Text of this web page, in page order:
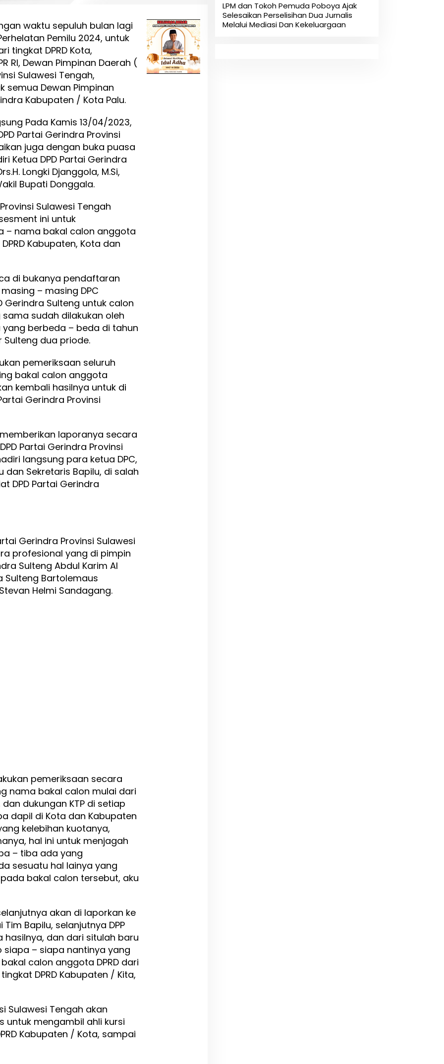
waktu sepuluh bulan lagi
Pemilu 2024, untuk
tingkat DPRD Kota,
RI, Dewan Pimpinan Daerah (
Sulawesi Tengah,
semua Dewan Pimpinan
Kabupaten / Kota Palu.
Pada Kamis 13/04/2023,
Partai Gerindra Provinsi
juga dengan buka puasa
Ketua DPD Partai Gerindra
Longki Djanggola, M.Si,
Bupati Donggala.
Sulawesi Tengah
ini untuk
– nama bakal calon anggota
Kabupaten, Kota dan
di bukanya pendaftaran
– masing DPC
Gerindra Sulteng untuk calon
sudah dilakukan oleh
yang berbeda – beda di tahun
dua priode.
pemeriksaan seluruh
bakal calon anggota
kembali hasilnya untuk di
Gerindra Provinsi
laporanya secara
Partai Gerindra Provinsi
langsung para ketua DPC,
dan Sekretaris Bapilu, di salah
DPD Partai Gerindra
Gerindra Provinsi Sulawesi
profesional yang di pimpin
Sulteng Abdul Karim Al
Sulteng Bartolemaus
Helmi Sandagang.
pemeriksaan secara
nama bakal calon mulai dari
dukungan KTP di setiap
dapil di Kota dan Kabupaten
kelebihan kuotanya,
hal ini untuk menjagah
– tiba ada yang
sesuatu hal lainya yang
bakal calon tersebut, aku
akan di laporkan ke
Bapilu, selanjutnya DPP
hasilnya, dan dari situlah baru
siapa – siapa nantinya yang
calon anggota DPRD dari
DPRD Kabupaten / Kita,
Sulawesi Tengah akan
untuk mengambil ahli kursi
Kabupaten / Kota, sampai
LPM dan Tokoh Pemuda Poboya Ajak
Selesaikan Perselisihan Dua Jurnalis
Melalui Mediasi Dan Kekeluargaan